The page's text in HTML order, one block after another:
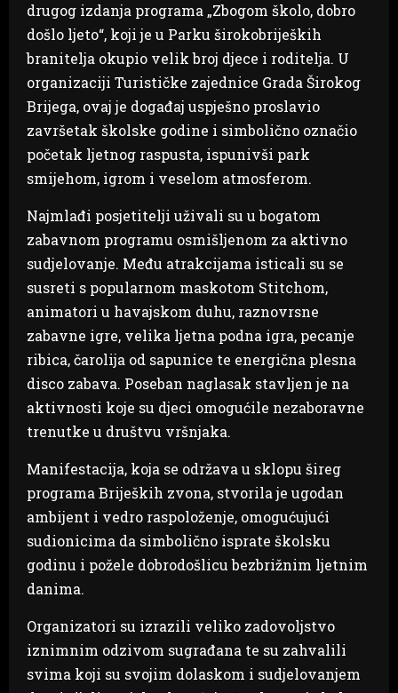
drugog izdanja programa „Zbogom školo, dobro
došlo ljeto“, koji je u Parku širokobrijeških
branitelja okupio velik broj djece i roditelja. U
organizaciji Turističke zajednice Grada Širokog
Brijega, ovaj je događaj uspješno proslavio
završetak školske godine i simbolično označio
početak ljetnog raspusta, ispunivši park
smijehom, igrom i veselom atmosferom.
Najmlađi posjetitelji uživali su u bogatom
zabavnom programu osmišljenom za aktivno
sudjelovanje. Među atrakcijama isticali su se
susreti s popularnom maskotom Stitchom,
animatori u havajskom duhu, raznovrsne
zabavne igre, velika ljetna podna igra, pecanje
ribica, čarolija od sapunice te energična plesna
disco zabava. Poseban naglasak stavljen je na
aktivnosti koje su djeci omogućile nezaboravne
trenutke u društvu vršnjaka.
Manifestacija, koja se održava u sklopu šireg
programa Brijeških zvona, stvorila je ugodan
ambijent i vedro raspoloženje, omogućujući
sudionicima da simbolično isprate školsku
godinu i požele dobrodošlicu bezbrižnim ljetnim
danima.
Organizatori su izrazili veliko zadovoljstvo
iznimnim odzivom sugrađana te su zahvalili
svima koji su svojim dolaskom i sudjelovanjem